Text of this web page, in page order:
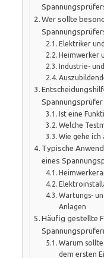
Wer sollte
Elektriker
Heimwerker
Industrie-
Ist eine
Welche
Wie gehe ich
Typische
eines
Wartungs-
Anlagen
Häufig gestellte
Warum
dem ersten